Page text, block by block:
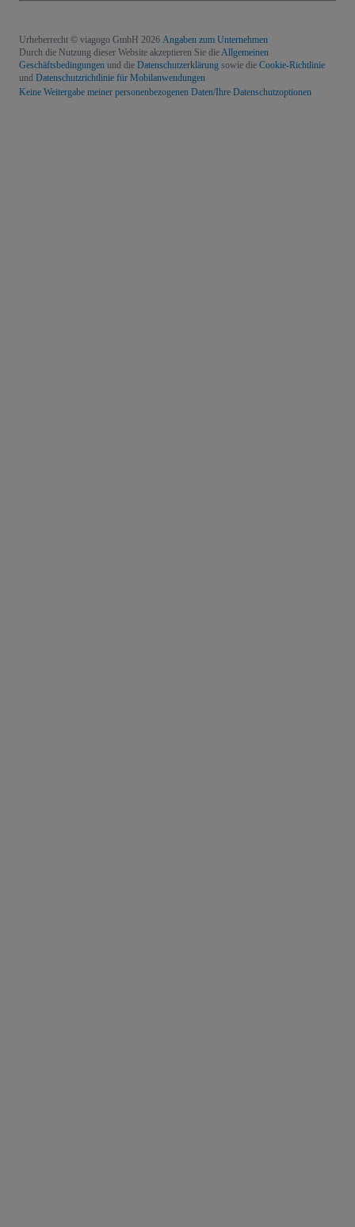
Urheberrecht © viagogo GmbH 2026 Angaben zum Unternehmen
Durch die Nutzung dieser Website akzeptieren Sie dieAllgemeinen
Geschäftsbedingungen und die Datenschutzerklärung sowie die Cookie-Richtlinie
und Datenschutzrichtlinie für Mobilanwendungen
Keine Weitergabe meiner personenbezogenen Daten/Ihre Datenschutzoptionen